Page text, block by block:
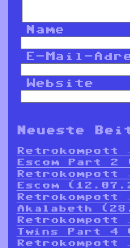
Name
E-Mail-
Website
Neueste
Retrokompott
Escom Part 2
Retrokompott
Escom
Retrokompott
Akalabeth
Retrokompott
Twins Part 4
Retrokompott